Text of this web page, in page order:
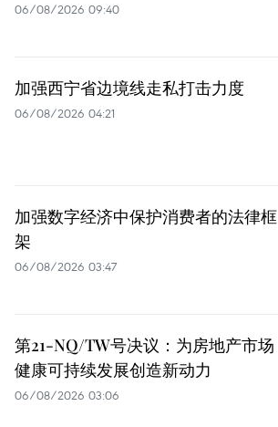
06/08/2026 09:40
加强西宁省边境线走私打击力度
06/08/2026 04:21
加强数字经济中保护消费者的法律框
架
06/08/2026 03:47
第21-NQ/TW号决议：为房地产市场
健康可持续发展创造新动力
06/08/2026 03:06